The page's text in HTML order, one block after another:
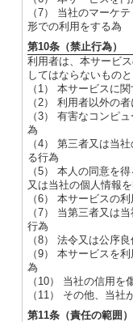
（7） 当社のマーケ
形での利用をする為
第10条（禁止行為）
利用者は、本サービ
してはならないものと
（1） 本サービスに
（2） 利用者以外の
（3） 有害なコンピ
為
（4） 第三者又は当
る行為
（5） 本人の同意を
又は当社の個人情報
（6） 本サービスの
（7） 当第三者又は
行為
（8） 法令又は公序
（9） 本サービスを
為
（10） 当社の信用
（11） その他、当社
第11条（責任の範囲）